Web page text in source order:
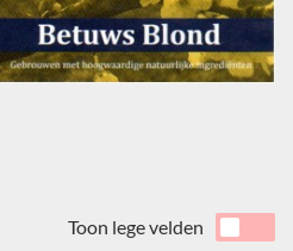
Toon lege velden